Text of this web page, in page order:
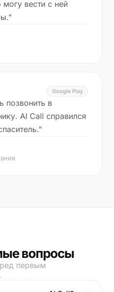
вести с ней
Google Play
позвонить в
AI Call справился
вопросы
первым